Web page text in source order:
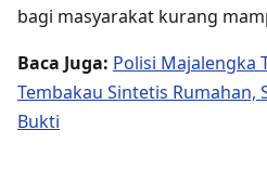
bagi masyarakat kurang
Baca Juga: Polisi Majalengka
Tembakau Sintetis Rumahan,
Bukti